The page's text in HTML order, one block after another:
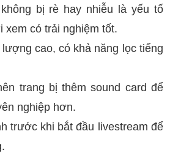
bị rè hay nhiễu là yếu tố
xem có trải nghiệm tốt.
cao, có khả năng lọc tiếng
trang bị thêm sound card để
nghiệp hơn.
trước khi bắt đầu livestream để